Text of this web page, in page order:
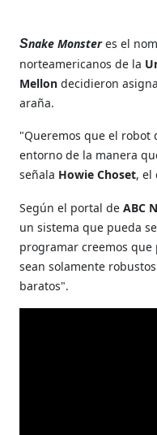
Snake Monsteres el
norteamericanos de la
Mellon decidieron
araña.
"Queremos que el robot
entorno de la manera
señala Howie Choset, el
Según el portal de ABC
un sistema que pueda
programar creemos
sean solamente
baratos".